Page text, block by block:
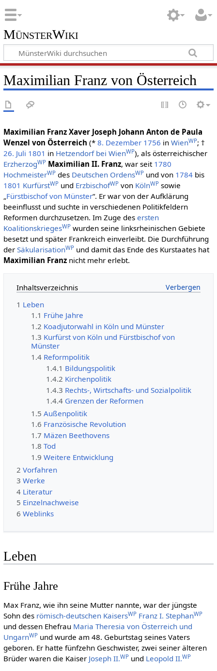
MünsterWiki
Maximilian Franz von Österreich
Maximilian Franz Xaver Joseph Johann Anton de Paula
Wenzel von Österreich (* 8. Dezember 1756 in WienWP; †
26. Juli 1801 in Hetzendorf bei WienWP), als österreichischer
ErzherzogWP Maximilian II. Franz, war seit 1780
HochmeisterWPdes Deutschen OrdensWPund von 1784bis
1801 KurfürstWPund ErzbischofWPvon KölnWPsowie
„Fürstbischof von Münster“. Er war von der Aufklärung
beeinflusst und suchte in verschiedenen Politikfeldern
Reformen durchzusetzen. Im Zuge des ersten
KoalitionskriegesWPwurden seine linksrheinischen Gebiete
besetzt und später Frankreich einverleibt. Die Durchführung
der SäkularisationWPund damit das Ende des Kurstaates hat
Maximilian Franznicht mehr erlebt.
Inhaltsverzeichnis
1 Leben
1.1 Frühe Jahre
1.2 Koadjutorwahl in Köln und Münster
1.3 Kurfürst von Köln und Fürstbischof von
Münster
1.4 Reformpolitik
1.4.1 Bildungspolitik
1.4.2 Kirchenpolitik
1.4.3 Rechts-, Wirtschafts- und Sozialpolitik
1.4.4 Grenzen der Reformen
1.5 Außenpolitik
1.6 Französische Revolution
1.7 Mäzen Beethovens
1.8 Tod
1.9 Weitere Entwicklung
2 Vorfahren
3 Werke
4 Literatur
5 Einzelnachweise
6 Weblinks
Leben
Frühe Jahre
Max Franz, wie ihn seine Mutter nannte, war der jüngste
Sohn des römisch-deutschen KaisersWP Franz I. StephanWP
und dessen Ehefrau Maria Theresia von Österreich und
UngarnWPund wurde am 48. Geburtstag seines Vaters
geboren. Er hatte fünfzehn Geschwister, zwei seiner älteren
Brüder waren die Kaiser Joseph II.WPund Leopold II.WP